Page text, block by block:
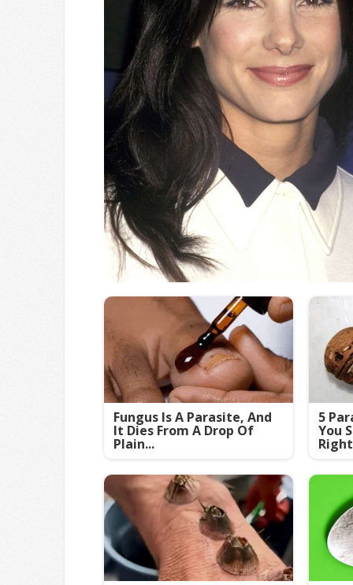
Fungus Is A Parasite, And
It Dies From A Drop Of
Plain...
5
You